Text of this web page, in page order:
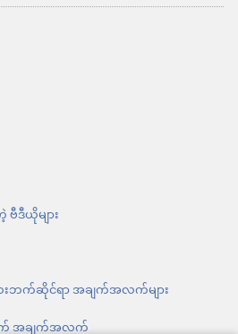
ဒီယိုများ
က်ဆိုင်ရာ အချက်အလက်များ
က် အချက်အလက်